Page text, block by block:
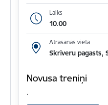
Laiks
10.00
Atrašanās vieta
Skrīveru pagasts,
Novusa treniņi
.